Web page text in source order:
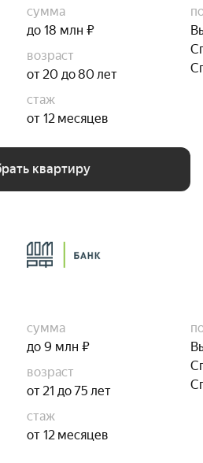
сумма
до 18 млн ₽
возраст
от 20 до 80 лет
стаж
от 12 месяцев
квартиру
сумма
до 9 млн ₽
возраст
от 21 до 75 лет
стаж
от 12 месяцев